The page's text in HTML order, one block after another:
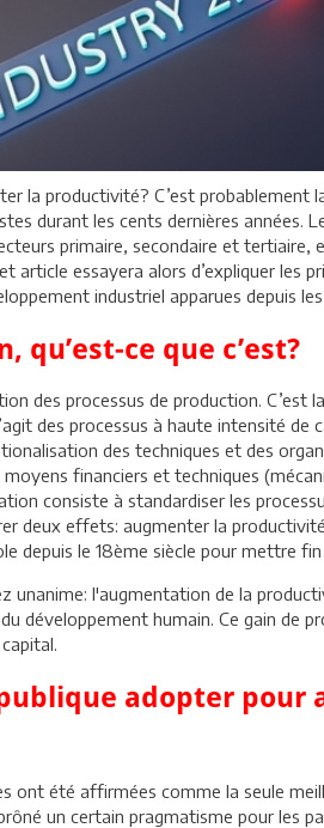
la productivité? C’est probablement
durant les cents dernières années.
primaire, secondaire et tertiaire,
article essayera alors d’expliquer les
industriel apparues depuis les
qu’est-ce que c’est?
des processus de production.
des processus à haute intensité de
des techniques et des
financiers et techniques
consiste à standardiser les
deux effets: augmenter la
depuis le 18ème siècle pour mettre fin
unanime: l'augmentation de la
développement humain. Ce gain de
adopter pour
ont été affirmées comme la seule
un certain pragmatisme pour les